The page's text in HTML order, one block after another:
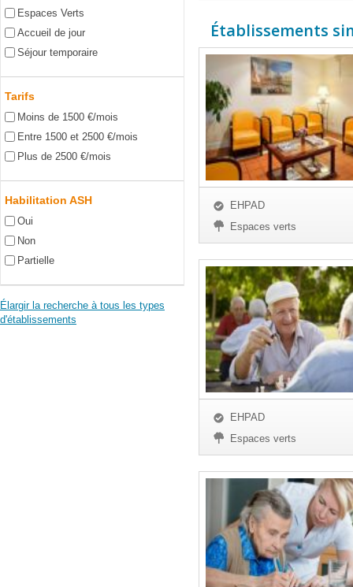
Espaces Verts
Accueil de jour
Séjour temporaire
Tarifs
Moins de 1500 €/mois
Entre 1500 et 2500 €/mois
Plus de 2500 €/mois
Habilitation ASH
Oui
Non
Partielle
Élargir la recherche à tous les types
d'établissements
Établissements
EHPAD
Espaces verts
EHPAD
Espaces verts